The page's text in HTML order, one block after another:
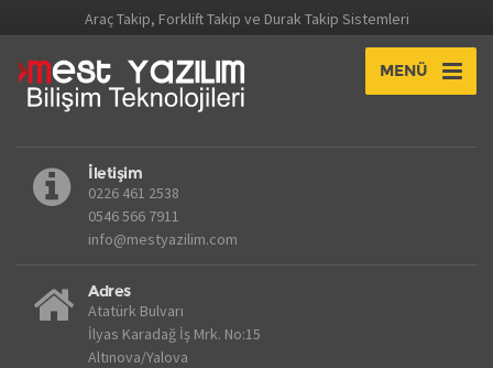
Araç Takip, Forklift Takip ve Durak Takip Sistemleri
MENÜ
İletişim
0226 461 2538
0546 566 7911
info@mestyazilim.com
Adres
Atatürk Bulvarı
İlyas Karadağ İş Mrk. No:15
Altınova/Yalova